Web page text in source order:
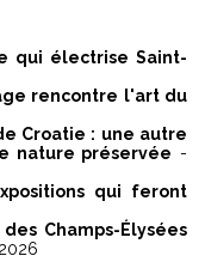
qui électrise Saint-
rencontre l'art du
Croatie : une autre
nature préservée -
qui feront
Champs-Élysées